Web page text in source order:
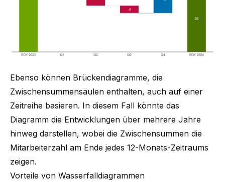
Ebenso können Brückendiagramme, die
Zwischensummensäulen enthalten, auch auf einer
Zeitreihe basieren. In diesem Fall könnte das
Diagramm die Entwicklungen über mehrere Jahre
hinweg darstellen, wobei die Zwischensummen die
Mitarbeiterzahl am Ende jedes 12-Monats-Zeitraums
zeigen.
Vorteile von Wasserfalldiagrammen